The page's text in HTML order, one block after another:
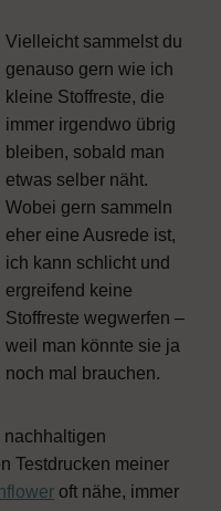
Vielleicht sammelst du
genauso gern wie ich
kleine Stoffreste, die
immer irgendwo übrig
bleiben, sobald man
etwas selber näht.
Wobei gern sammeln
eher eine Ausrede ist,
ich kann schlicht und
ergreifend keine
Stoffreste wegwerfen –
weil man könnte sie ja
noch mal brauchen.
Testdrucken meiner
oft nähe, immer